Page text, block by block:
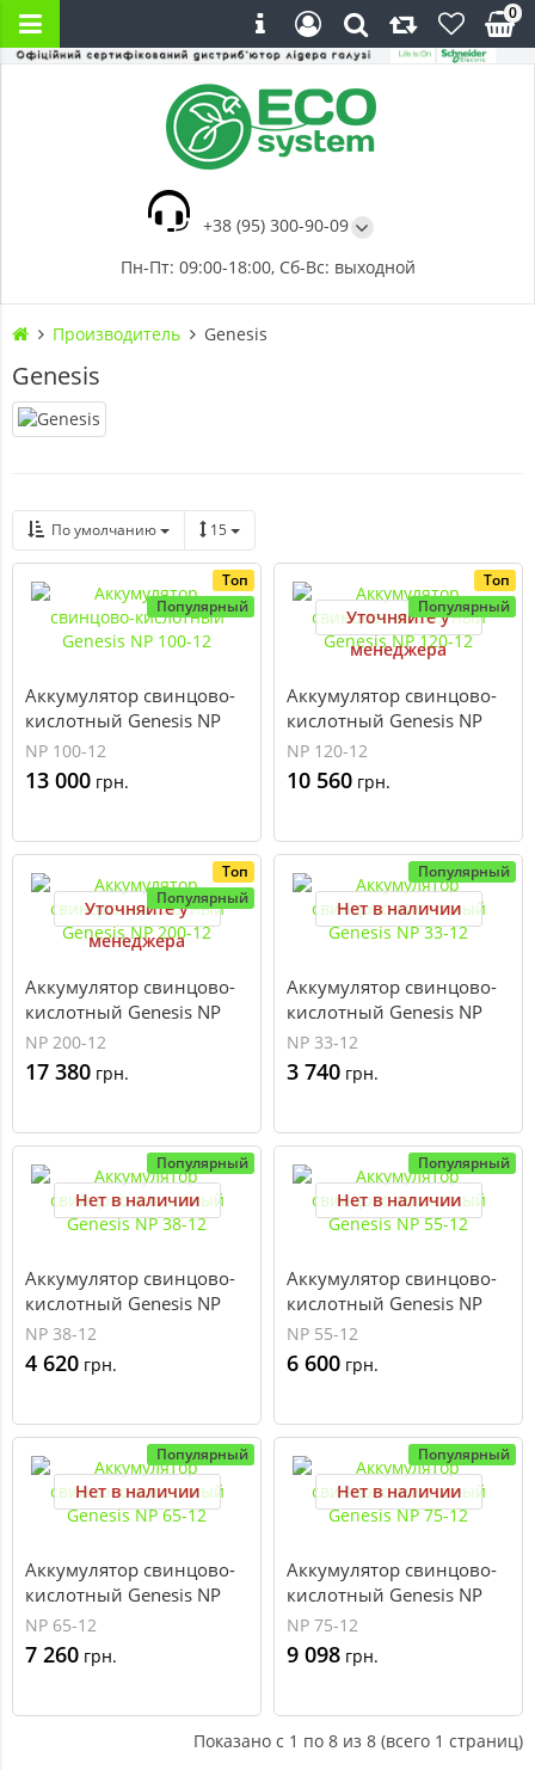
+38 (95) 300-90-09
Пн-Пт: 09:00-18:00, Сб-Вс: выходной
0
Производитель Genesis
Genesis
По умолчанию 15
Топ
Популярный
Аккумулятор свинцово-
кислотный Genesis NP
100-12
NP 100-12
13 000 грн.
Топ
Популярный
Уточняйте у
менеджера
Аккумулятор свинцово-
кислотный Genesis NP
120-12
NP 120-12
10 560 грн.
Топ
Популярный
Уточняйте у
менеджера
Аккумулятор свинцово-
кислотный Genesis NP
200-12
NP 200-12
17 380 грн.
Популярный
Нет в наличии
Аккумулятор свинцово-
кислотный Genesis NP
33-12
NP 33-12
3 740 грн.
Популярный
Нет в наличии
Аккумулятор свинцово-
кислотный Genesis NP
38-12
NP 38-12
4 620 грн.
Популярный
Нет в наличии
Аккумулятор свинцово-
кислотный Genesis NP
55-12
NP 55-12
6 600 грн.
Популярный
Нет в наличии
Аккумулятор свинцово-
кислотный Genesis NP
65-12
NP 65-12
7 260 грн.
Популярный
Нет в наличии
Аккумулятор свинцово-
кислотный Genesis NP
75-12
NP 75-12
9 098 грн.
Показано с 1 по 8 из 8 (всего 1 страниц)